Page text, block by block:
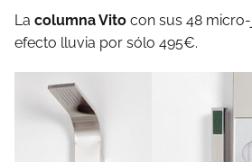
La columna Vito con sus 48
efecto lluvia por sólo 495€.